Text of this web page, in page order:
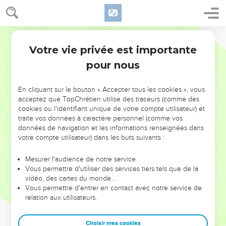
NE MANQUEZ PAS L’ÉVÉNEMENT
DE L’ANNÉE !
ET SI LEURS ERREURS POUVAIENT VOUS ÉVITER LES
VOTRES ?
leur foi ou leur vision. Mais on voit moins les doutes, les erreurs
et les saisons difficiles qu'ils ont traversés, alors même que ce
sont elles qui les ont façonnés.
Dans cette conférence, leaders, entrepreneurs, et responsables
clés pour avancer avec plus de sagesse afin que leurs erreurs
Votre vie privée est importante
pour nous
En cliquant sur le bouton « Accepter tous les cookies », vous
acceptez que TopChrétien utilise des traceurs (comme des
cookies ou l'identifiant unique de votre compte utilisateur) et
traite vos données à caractère personnel (comme vos
données de navigation et les informations renseignées dans
votre compte utilisateur) dans les buts suivants :
Mesurer l'audience de notre service
Vous permettre d'utiliser des services tiers tels que de la
vidéo, des cartes du monde…
Vous permettre d'entrer en contact avec notre service de
relation aux utilisateurs.
Choisir mes cookies